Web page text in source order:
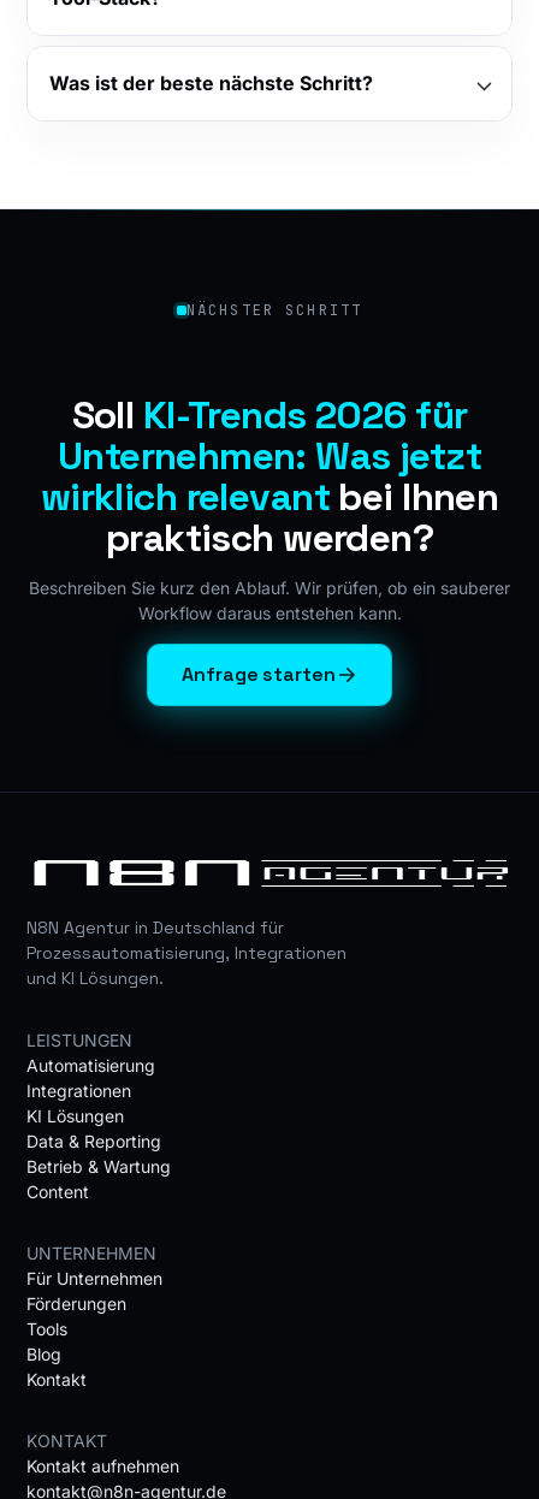
Was ist der beste nächste Schritt?
NÄCHSTER SCHRITT
Soll KI-Trends 2026 für
Unternehmen: Was jetzt
wirklich relevantbei Ihnen
praktisch werden?
Beschreiben Sie kurz den Ablauf. Wir prüfen, ob ein sauberer
Workflow daraus entstehen kann.
Anfrage starten
N8N Agentur in Deutschland für
Prozessautomatisierung, Integrationen
und KI Lösungen.
LEISTUNGEN
Automatisierung
Integrationen
KI Lösungen
Data & Reporting
Betrieb & Wartung
Content
UNTERNEHMEN
Für Unternehmen
Förderungen
Tools
Blog
Kontakt
KONTAKT
Kontakt aufnehmen
kontakt@n8n-agentur.de